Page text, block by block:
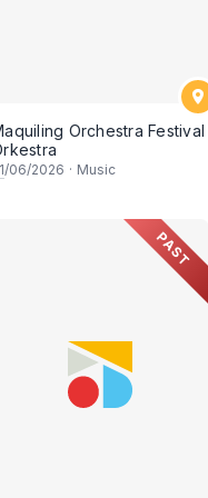
Orchestra Festival
/06/2026 · Music
PAST